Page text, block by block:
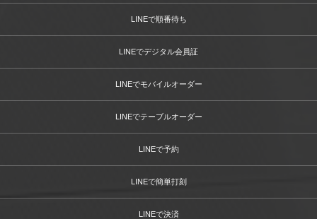
LINEで順番待ち
LINEでデジタル会員証
LINEでモバイルオーダー
LINEでテーブルオーダー
LINEで予約
LINEで簡単打刻
LINEで決済